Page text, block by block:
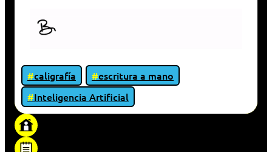
caligrafía
escritura a mano
Inteligencia Artificial